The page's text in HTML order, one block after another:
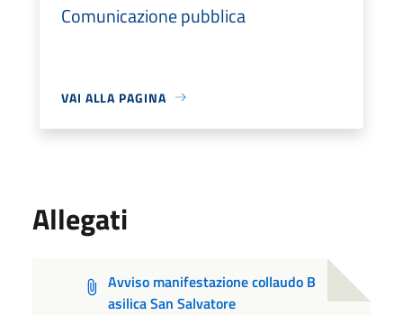
Comunicazione pubblica
VAI ALLA PAGINA
Allegati
Avviso manifestazione collaudo B
asilica San Salvatore